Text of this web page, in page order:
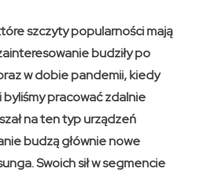
szczyty popularności mają
budziły po
w dobie pandemii, kiedy
pracować zdalnie
na ten typ urządzeń
budzą głównie nowe
Swoich sił w segmencie